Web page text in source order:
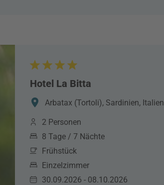
Hotel La Bitta
Arbatax (Tortoli), Sardinien, Italien
2 Personen
8 Tage / 7 Nächte
Frühstück
Einzelzimmer
30.09.2026 - 08.10.2026